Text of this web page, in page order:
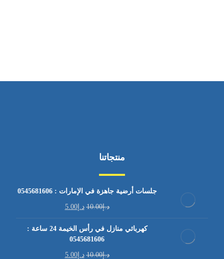
منتجاتنا
جلسات أرضية جاهزة في الإمارات : 0545681606
د.إ10.00 د.إ5.00
كهربائي منازل في رأس الخيمة 24 ساعة :
0545681606
د.إ10.00 د.إ5.00